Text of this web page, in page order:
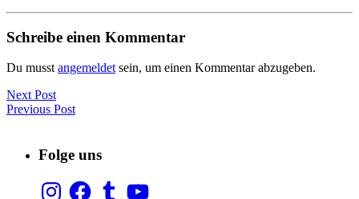
Schreibe einen Kommentar
Du musst angemeldet sein, um einen Kommentar abzugeben.
Next Post
Previous Post
Folge uns
InstagramFacebookTumblrYouTube